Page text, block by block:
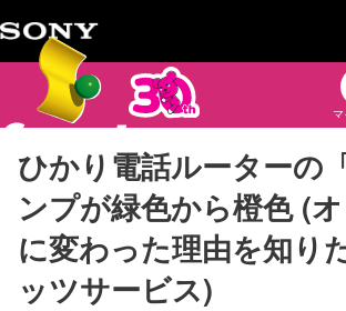
マ
ひかり電話ルーターの
ンプが緑色から橙色 (
に変わった理由を知り
ッツサービス)